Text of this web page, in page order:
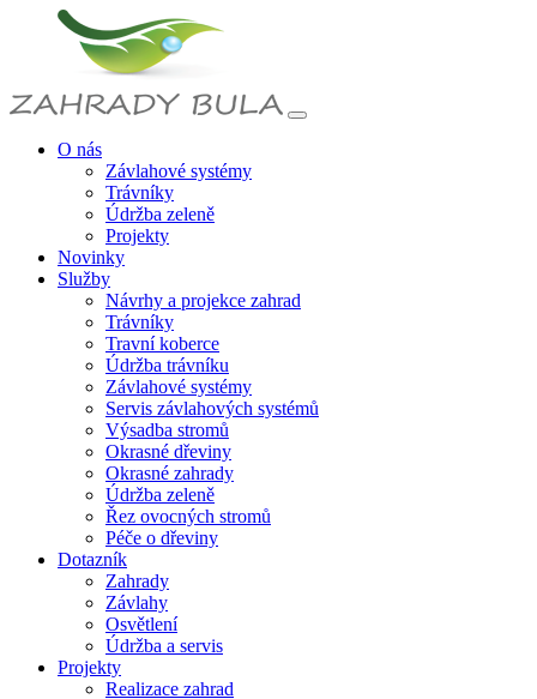
O nás
Závlahové systémy
Trávníky
Údržba zeleně
Projekty
Novinky
Služby
Návrhy a projekce zahrad
Trávníky
Travní koberce
Údržba trávníku
Závlahové systémy
Servis závlahových systémů
Výsadba stromů
Okrasné dřeviny
Okrasné zahrady
Údržba zeleně
Řez ovocných stromů
Péče o dřeviny
Dotazník
Zahrady
Závlahy
Osvětlení
Údržba a servis
Projekty
Realizace zahrad